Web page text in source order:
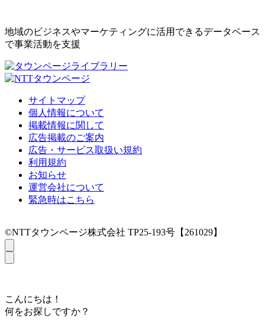
地域のビジネスやマーケティングに活用できるデータベース
で事業活動を支援
サイトマップ
個人情報について
掲載情報に関して
広告掲載のご案内
広告・サービス取扱い規約
利用規約
お知らせ
運営会社について
緊急時はこちら
©NTTタウンページ株式会社 TP25-193号【261029】
こんにちは！
何をお探しですか？